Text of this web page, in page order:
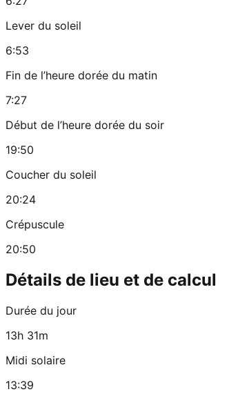
Lever du soleil
6:53
Fin de l’heure dorée du matin
7:27
Début de l’heure dorée du soir
19:50
Coucher du soleil
20:24
Crépuscule
20:50
Détails de lieu et de calcul
Durée du jour
13h 31m
Midi solaire
13:39